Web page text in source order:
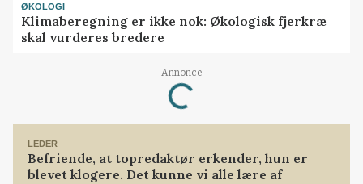
ØKOLOGI
Klimaberegning er ikke nok: Økologisk fjerkræ
skal vurderes bredere
Annonce
Loading...
LEDER
Befriende, at topredaktør erkender, hun er
blevet klogere. Det kunne vi alle lære af